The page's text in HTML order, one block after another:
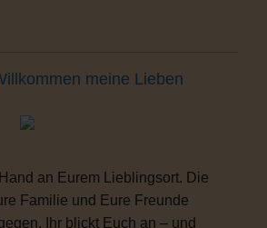
meine Lieben
an Eurem Lieblingsort. Die
Familie und Eure Freunde
Ihr blickt Euch an – und